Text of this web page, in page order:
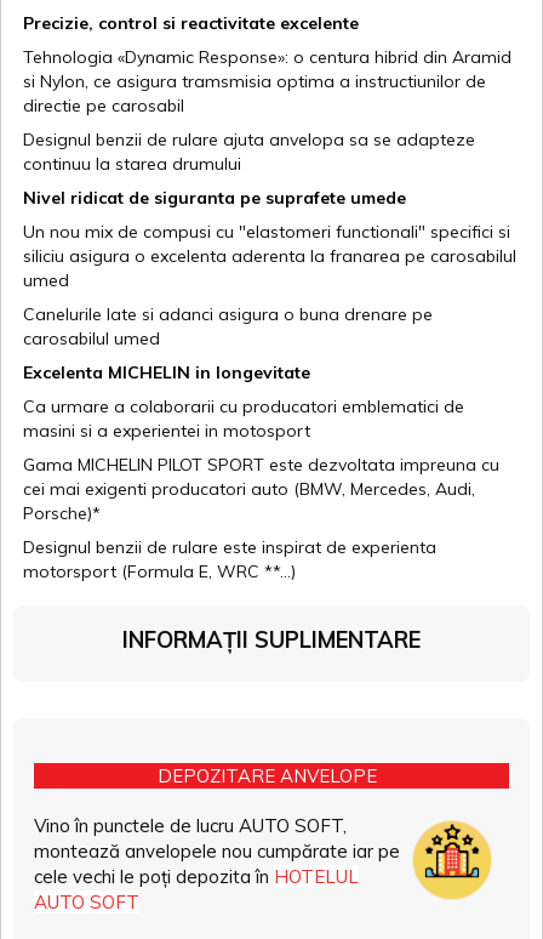
Precizie, control si reactivitate excelente
Tehnologia «Dynamic Response»: o centura hibrid din Aramid
si Nylon, ce asigura tramsmisia optima a instructiunilor de
directie pe carosabil
Designul benzii de rulare ajuta anvelopa sa se adapteze
continuu la starea drumului
Nivel ridicat de siguranta pe suprafete umede
Un nou mix de compusi cu "elastomeri functionali" specifici si
siliciu asigura o excelenta aderenta la franarea pe carosabilul
umed
Canelurile late si adanci asigura o buna drenare pe
carosabilul umed
Excelenta MICHELIN in longevitate
Ca urmare a colaborarii cu producatori emblematici de
masini si a experientei in motosport
Gama MICHELIN PILOT SPORT este dezvoltata impreuna cu
cei mai exigenti producatori auto (BMW, Mercedes, Audi,
Porsche)*
Designul benzii de rulare este inspirat de experienta
motorsport (Formula E, WRC **...)
INFORMAȚII SUPLIMENTARE
DEPOZITARE ANVELOPE
Vino în punctele de lucru AUTO SOFT,
montează anvelopele nou cumpărate iar pe
cele vechi le poți depozita în HOTELUL
AUTO SOFT